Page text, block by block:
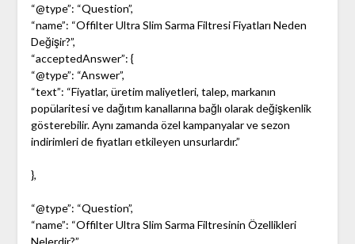
“@type”: “Question”,
“name”: “Offilter Ultra Slim Sarma Filtresi Fiyatları Neden
Değişir?”,
“acceptedAnswer”: {
“@type”: “Answer”,
“text”: “Fiyatlar, üretim maliyetleri, talep, markanın
popülaritesi ve dağıtım kanallarına bağlı olarak değişkenlik
gösterebilir. Aynı zamanda özel kampanyalar ve sezon
indirimleri de fiyatları etkileyen unsurlardır.”
},
“@type”: “Question”,
“name”: “Offilter Ultra Slim Sarma Filtresinin Özellikleri